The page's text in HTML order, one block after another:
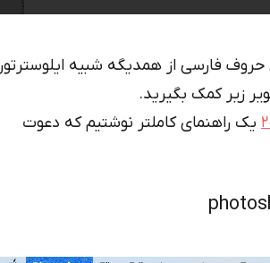
فارسی از همدیگه شبیه ایلوسترتور
زیر کمک بگیرید.
یک راهنمای کاملتر نوشتیم که دعوت